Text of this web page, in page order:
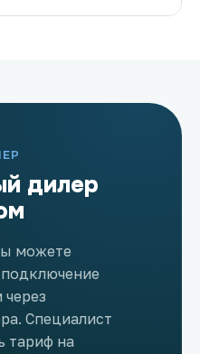
дилер
можете
через
Специалист
тариф на